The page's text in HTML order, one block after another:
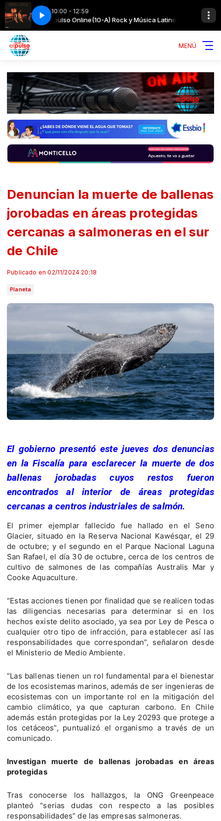
10:00 - 12:59
con Radioelpulso Online(10-A) Rock y Música Latinoamericana con
un simbolo de pazCHARLY GARCIA - Buscando un simbolo de paz
MENÚ
Denuncian la muerte de ballenas
jorobadas en áreas protegidas
cercanas a salmoneras en el sur
de Chile
Publicado en 02/11/2024 20:18
Planeta
El gobierno presentó este jueves dos denuncias
en la Fiscalía para esclarecer la muerte de dos
ballenas jorobadas cuyos restos fueron
encontrados al interior de áreas protegidas
cercanas a centros industriales de salmón.
El primer ejemplar fallecido fue hallado en el Seno
Glacier, situado en la Reserva Nacional Kawésqar, el 29
de octubre; y el segundo en el Parque Nacional Laguna
San Rafael, el día 30 de octubre, cerca de los centros de
cultivo de salmones de las compañías Australis Mar y
Cooke Aquaculture.
“Estas acciones tienen por finalidad que se realicen todas
las diligencias necesarias para determinar si en los
hechos existe delito asociado, ya sea por Ley de Pesca o
cualquier otro tipo de infracción, para establecer así las
responsabilidades que correspondan”, señalaron desde
el Ministerio de Medio Ambiente.
“Las ballenas tienen un rol fundamental para el bienestar
de los ecosistemas marinos, además de ser ingenieras de
ecosistemas con un importante rol en la mitigación del
cambio climático, ya que capturan carbono. En Chile
además están protegidas por la Ley 20293 que protege a
los cetáceos”, puntualizó el organismo a través de un
comunicado.
Investigan muerte de ballenas jorobadas en áreas
protegidas
Tras conocerse los hallazgos, la ONG Greenpeace
planteó “serias dudas con respecto a las posibles
responsabilidades” de las empresas salmoneras.